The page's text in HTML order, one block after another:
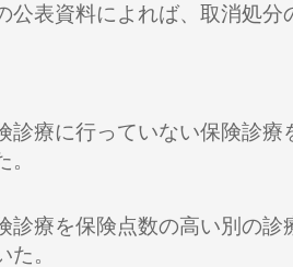
公表資料によれば、取消処
診療に行っていない保険診
診療を保険点数の高い別の
。